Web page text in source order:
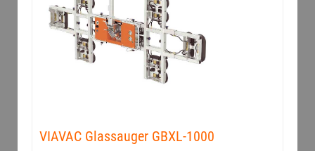
VIAVAC Glassauger GBXL-1000